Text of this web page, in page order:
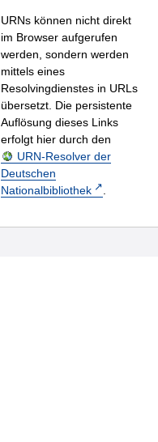
URNs können nicht direkt
im Browser aufgerufen
werden, sondern werden
mittels eines
Resolvingdienstes in URLs
übersetzt. Die persistente
Auflösung dieses Links
erfolgt hier durch den
URN-Resolver der
Deutschen
Nationalbibliothek
.